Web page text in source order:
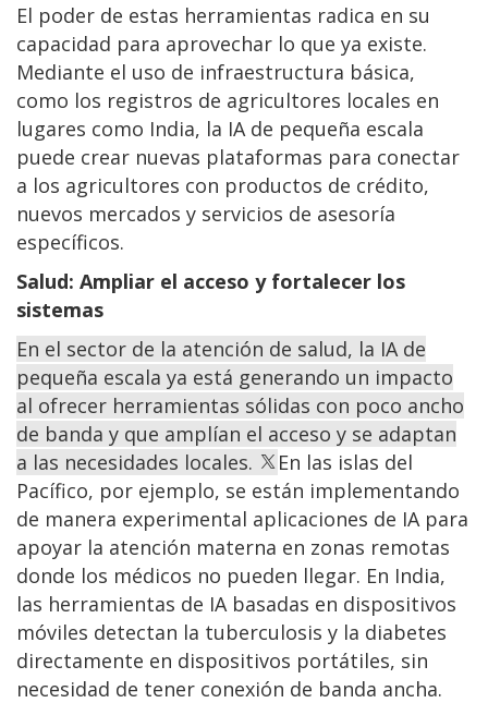
El poder de estas herramientas radica en su
capacidad para aprovechar lo que ya existe.
Mediante el uso de infraestructura básica,
como los registros de agricultores locales en
lugares como India, la IA de pequeña escala
puede crear nuevas plataformas para conectar
a los agricultores con productos de crédito,
nuevos mercados y servicios de asesoría
específicos.
Salud: Ampliar el acceso y fortalecer los
sistemas
En el sector de la atención de salud, la IA de
pequeña escala ya está generando un impacto
al ofrecer herramientas sólidas con poco ancho
de banda y que amplían el acceso y se adaptan
a las necesidades locales.
En las islas del
Pacífico, por ejemplo, se están implementando
de manera experimental aplicaciones de IA para
apoyar la atención materna en zonas remotas
donde los médicos no pueden llegar. En India,
las herramientas de IA basadas en dispositivos
móviles detectan la tuberculosis y la diabetes
directamente en dispositivos portátiles, sin
necesidad de tener conexión de banda ancha.